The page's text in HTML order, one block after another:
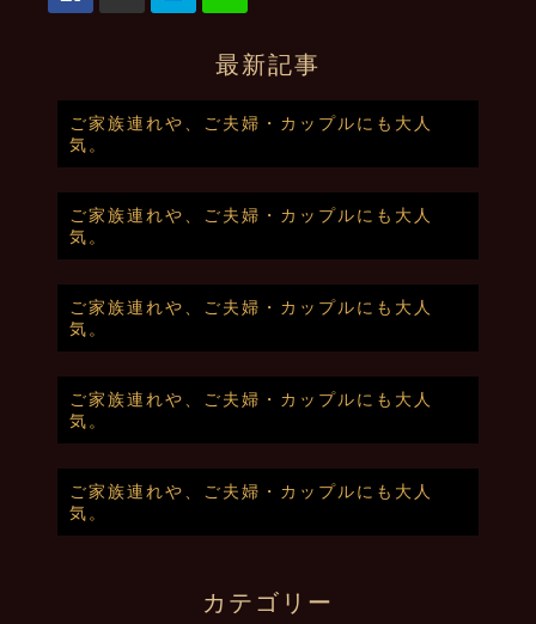
最新記事
ご家族連れや、ご夫婦・カップルにも大人
気。
ご家族連れや、ご夫婦・カップルにも大人
気。
ご家族連れや、ご夫婦・カップルにも大人
気。
ご家族連れや、ご夫婦・カップルにも大人
気。
ご家族連れや、ご夫婦・カップルにも大人
気。
カテゴリー